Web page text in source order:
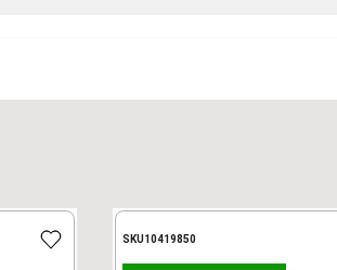
SKU10419850